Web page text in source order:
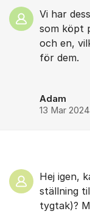
Vi har
som köpt
och en,
för dem.
Adam
13 Mar 2024
Hej igen,
ställning
tygtak)?